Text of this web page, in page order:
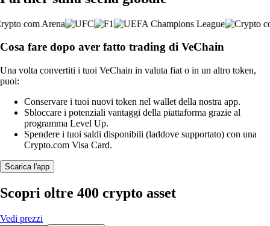
Cosa fare dopo aver fatto trading di VeChain
Una volta convertiti i tuoi VeChain in valuta fiat o in un altro token,
puoi:
Conservare i tuoi nuovi token nel wallet della nostra app.
Sbloccare i potenziali vantaggi della piattaforma grazie al
programma Level Up.
Spendere i tuoi saldi disponibili (laddove supportato) con una
Crypto.com Visa Card.
Scarica l'app
Scopri oltre 400 crypto asset
Vedi prezzi